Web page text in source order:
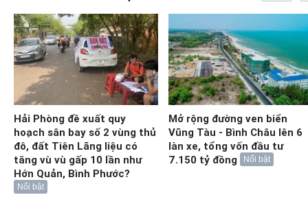
Hải Phòng đề xuất quy
hoạch sân bay số 2 vùng thủ
đô, đất Tiên Lãng liệu có
tăng vù vù gấp 10 lần như
Hớn Quản, Bình Phước?
Nổi bật
Mở rộng đường ven biển
Vũng Tàu - Bình Châu lên 6
làn xe, tổng vốn đầu tư
7.150 tỷ đồng
Nổi bật